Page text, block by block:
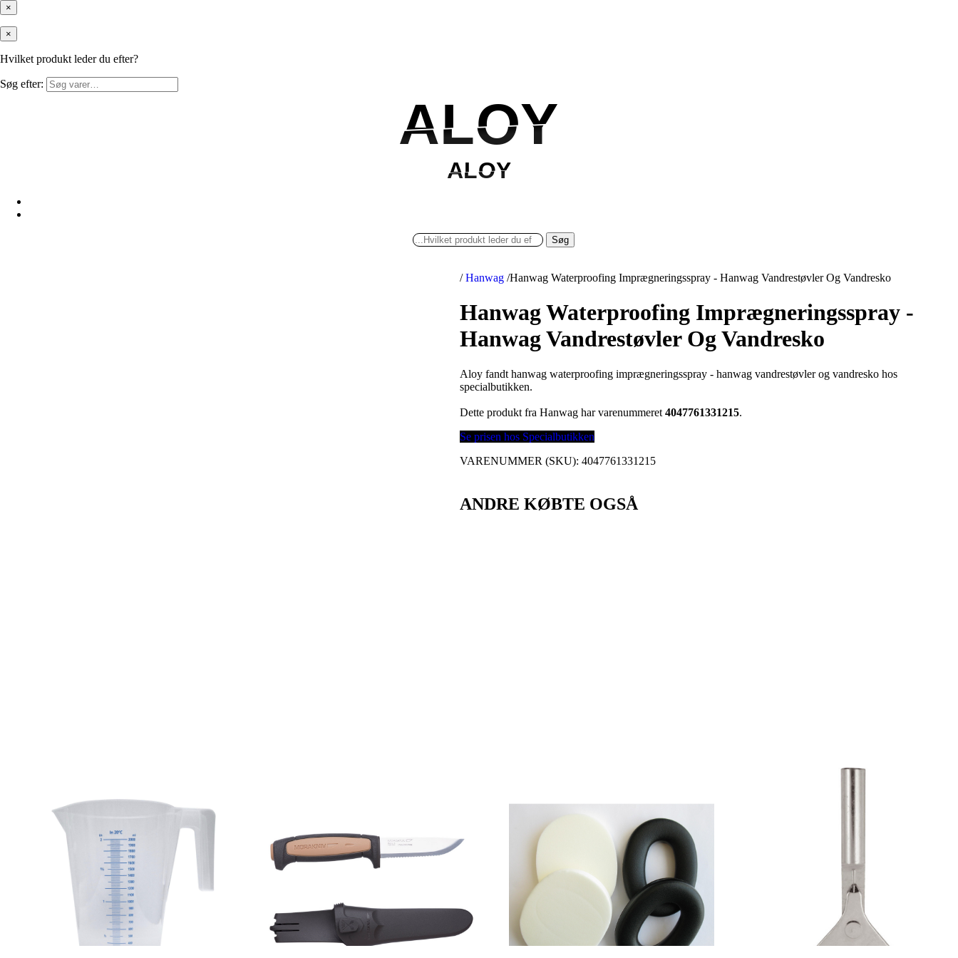
×
×
Hvilket produkt leder du efter?
Søg efter:
ALOY
ALOY
ALOY
ALOY
Søg
/ Hanwag /Hanwag Waterproofing Imprægneringsspray - Hanwag Vandrestøvler Og Vandresko
Hanwag Waterproofing Imprægneringsspray -
Hanwag Vandrestøvler Og Vandresko
Aloy fandt hanwag waterproofing imprægneringsspray - hanwag vandrestøvler og vandresko hos
specialbutikken.
Dette produkt fra Hanwag har varenummeret4047761331215.
Se prisen hos Specialbutikken
VARENUMMER (SKU):4047761331215
ANDRE KØBTE OGSÅ